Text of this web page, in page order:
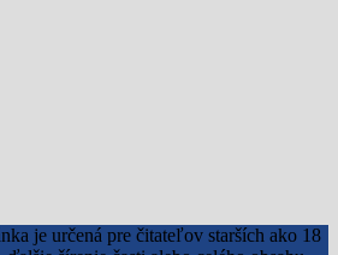
je určená pre čitateľov starších ako 18